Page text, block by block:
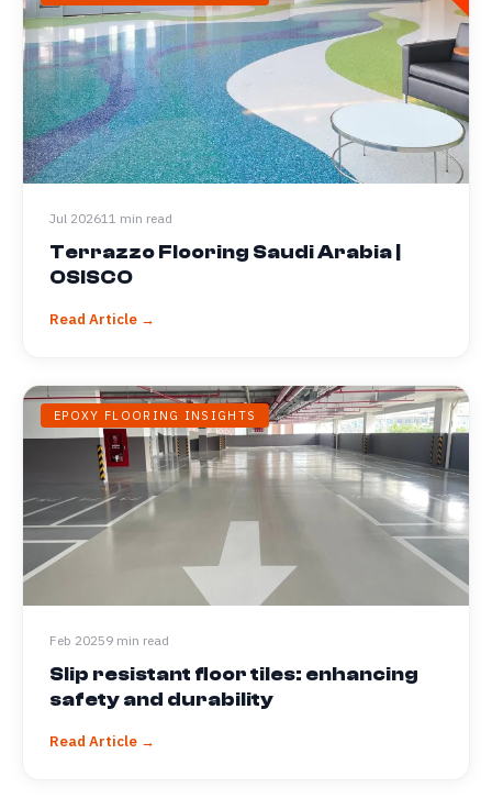
Jul 202611 min read
Terrazzo Flooring Saudi Arabia |
OSISCO
Read Article →
EPOXY FLOORING INSIGHTS
Feb 20259 min read
Slip resistant floor tiles: enhancing
safety and durability
Read Article →